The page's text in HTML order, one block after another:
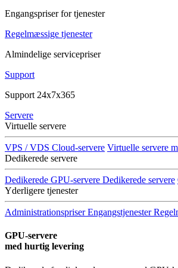
Engangspriser for tjenester
Regelmæssige tjenester
Almindelige servicepriser
Support
Support 24x7x365
Servere
Virtuelle servere
VPS / VDS Cloud-servere Virtuelle servere
Dedikerede servere
Dedikerede GPU-servere Dedikerede servere
Yderligere tjenester
Administrationspriser Engangstjenester
GPU-servere
med hurtig levering